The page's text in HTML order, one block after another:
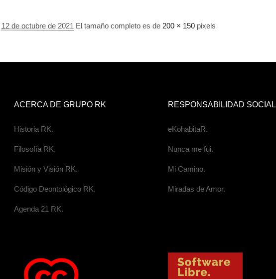
12 de octubre de 2021 El tamaño completo es de 200 × 150 pixels
ACERCA DE GRUPO RK
Historia RK.
Filosofía RK.
Misión y Visión RK.
Código Deontológico RK.
Agenda 21 RK.
RESPONSABILIDAD SOCIAL
eKohabitaR.
Nunca me fui.
Mi Camino.
Miradas de Amor.